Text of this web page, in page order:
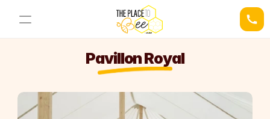
Nos Espaces
Pavillon Royal